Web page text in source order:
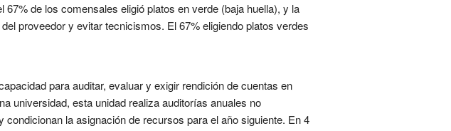
de los comensales eligió platos en verde (baja huella), y la
proveedor y evitar tecnicismos. El 67% eligiendo platos verdes
para auditar, evaluar y exigir rendición de cuentas en
universidad, esta unidad realiza auditorías anuales no
la asignación de recursos para el año siguiente. En 4